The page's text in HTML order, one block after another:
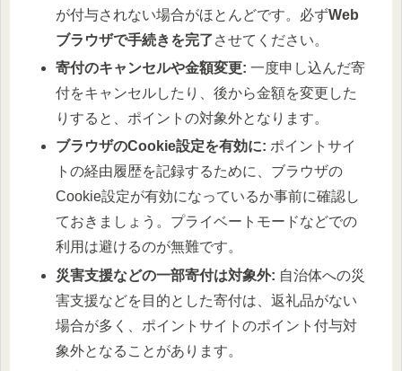
が付与されない場合がほとんどです。必ずWeb
ブラウザで手続きを完了させてください。
寄付のキャンセルや金額変更: 一度申し込んだ寄
付をキャンセルしたり、後から金額を変更した
りすると、ポイントの対象外となります。
ブラウザのCookie設定を有効に: ポイントサイ
トの経由履歴を記録するために、ブラウザの
Cookie設定が有効になっているか事前に確認し
ておきましょう。プライベートモードなどでの
利用は避けるのが無難です。
災害支援などの一部寄付は対象外: 自治体への災
害支援などを目的とした寄付は、返礼品がない
場合が多く、ポイントサイトのポイント付与対
象外となることがあります。